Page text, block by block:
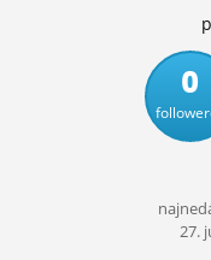
BLOGY
OBRÁZKY
MÔJ PROFIL
0
27.